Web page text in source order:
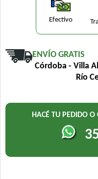
Efectivo
ENVÍO GRATIS
Córdoba - Villa
Río
HACÉ TU PEDIDO